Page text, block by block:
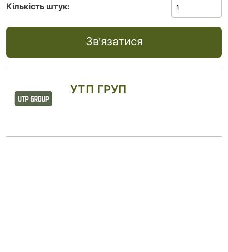
Кількість штук:
Зв'язатися
УТП ГРУП